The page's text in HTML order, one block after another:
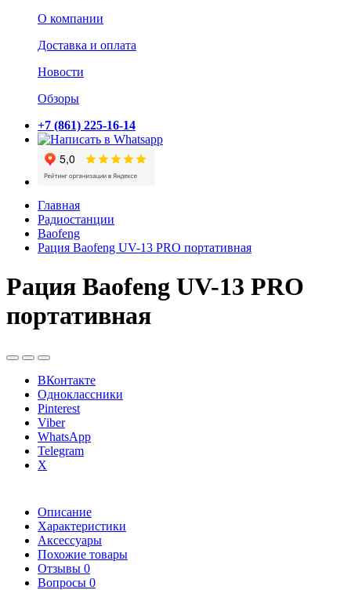
О компании
Доставка и оплата
Новости
Обзоры
+7 (861) 225-16-14
Главная
Радиостанции
Baofeng
Рация Baofeng UV-13 PRO портативная
Рация Baofeng UV-13 PRO
портативная
ВКонтакте
Одноклассники
Pinterest
Viber
WhatsApp
Telegram
X
Описание
Характеристики
Аксессуары
Похожие товары
Отзывы 0
Вопросы 0